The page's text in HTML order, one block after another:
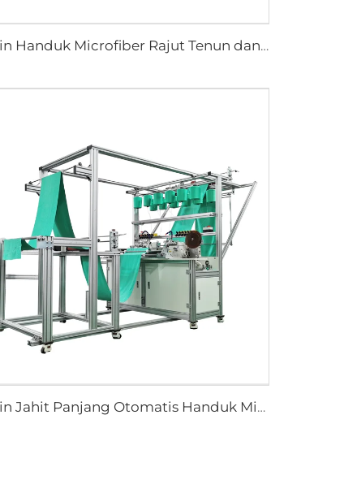
Mesin Handuk Microfiber Rajut Tenun dan Lusi Otomatis dengan Perangkat Setrika Mesin Hemming Memanjang Kontinu
Mesin Jahit Panjang Otomatis Handuk Microfiber Berkecepatan Tinggi Mesin Jahit Handuk Otomatis dengan Jahitan Memanjang